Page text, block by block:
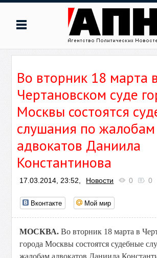
Во вторник 18 марта
Чертановском суде
Москвы состоятся
слушания по жалобам
адвокатов Даниила
Константинова
17.03.2014, 23:52, Новости 0 0
Вконтакте Мой мир
МОСКВА. Во вторник 18 марта в
города Москвы состоятся судебные
жалобам адвокатов Даниила